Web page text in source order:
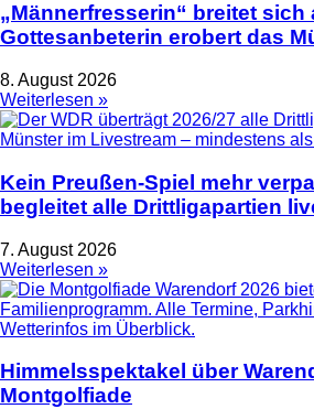
„Männerfresserin“ breitet sich
Gottesanbeterin erobert das
8. August 2026
Weiterlesen »
Kein Preußen-Spiel mehr
begleitet alle Drittligapartien
7. August 2026
Weiterlesen »
Himmelsspektakel über
Montgolfiade